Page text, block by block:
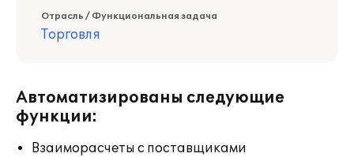
Отрасль / Функциональная задача
Торговля
Автоматизированы следующие
функции:
Взаиморасчеты с поставщиками